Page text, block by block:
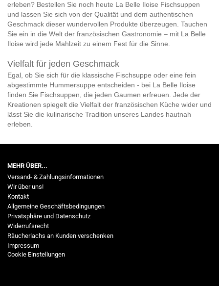
erleben? Bestellen Sie noch heute La Belle Iloise Fischsuppen
und lassen Sie sich von der Qualität und dem authentischen
Geschmack dieser wundervollen Produkte überzeugen. Tauchen
Sie ein in die Welt der französischen Gastronomie – mit La Belle
Iloise wird jede Mahlzeit zu einem Fest für die Sinne.
Vielfalt für jeden Geschmack
Egal, ob Sie sich für die klassische Fischsuppe oder eine fein
abgestimmte Hummersuppe entscheiden - bei La Belle Iloise
finden Sie Fischsuppen, die jeden Gaumen erfreuen. Jede der
Kreationen spiegelt die Vielfalt der französischen Küche wider und
lässt Sie die kulinarische Tradition unseres Landes hautnah
erleben.
MEHR ÜBER...
Versand- & Zahlungsinformationen
Wir über uns!
Kontakt
Allgemeine Geschäftsbedingungen
Privatsphäre und Datenschutz
Widerrufsrecht
Räucherlachs an Kunden verschenken
Impressum
Cookie Einstellungen